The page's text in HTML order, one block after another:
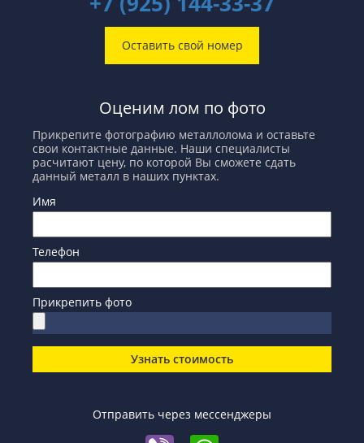
Оставить свой номер
Оценим лом по фото
Прикрепите фотографию металлолома и оставьте
свои контактные данные. Наши специалисты
расчитают цену, по которой Вы сможете сдать
данный металл в наших пунктах.
Имя
Телефон
Прикрепить фото
Узнать стоимость
Отправить через мессенджеры